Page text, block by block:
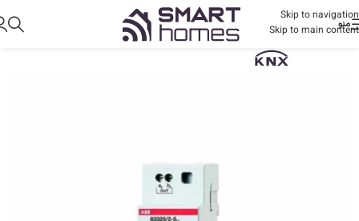
Skip to navigation
Skip to main content
منو